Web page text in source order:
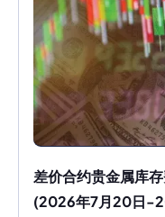
差价合约贵金属库
(2026年7月20日-